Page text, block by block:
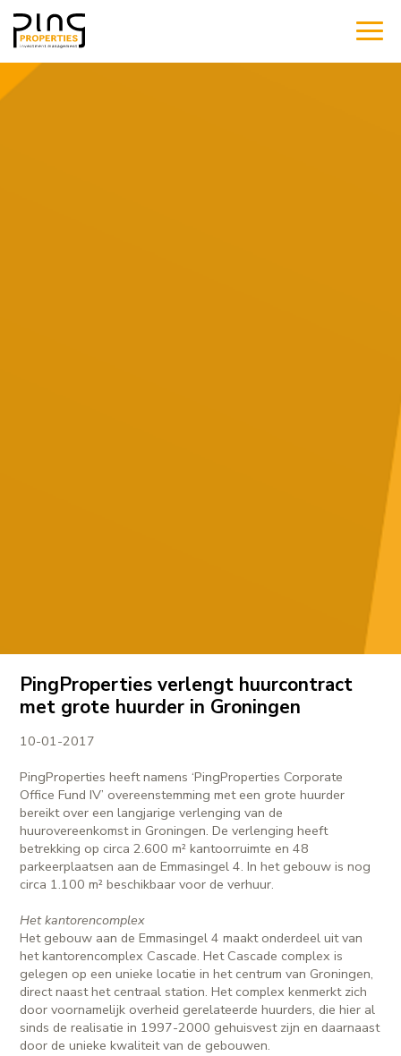
PingProperties verlengt huurcontract
met grote huurder in Groningen
10-01-2017
PingProperties heeft namens ‘PingProperties Corporate
Office Fund IV’ overeenstemming met een grote huurder
bereikt over een langjarige verlenging van de
huurovereenkomst in Groningen. De verlenging heeft
betrekking op circa 2.600 m² kantoorruimte en 48
parkeerplaatsen aan de Emmasingel 4. In het gebouw is nog
circa 1.100 m² beschikbaar voor de verhuur.
Het kantorencomplex
Het gebouw aan de Emmasingel 4 maakt onderdeel uit van
het kantorencomplex Cascade. Het Cascade complex is
gelegen op een unieke locatie in het centrum van Groningen,
direct naast het centraal station. Het complex kenmerkt zich
door voornamelijk overheid gerelateerde huurders, die hier al
sinds de realisatie in 1997-2000 gehuisvest zijn en daarnaast
door de unieke kwaliteit van de gebouwen.